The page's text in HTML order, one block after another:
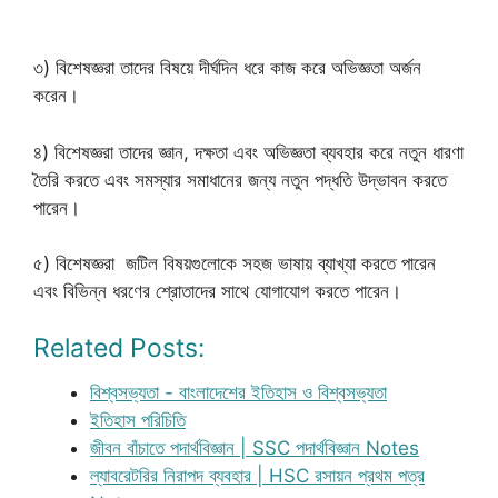
৩) বিশেষজ্ঞরা তাদের বিষয়ে দীর্ঘদিন ধরে কাজ করে অভিজ্ঞতা অর্জন
করেন।
৪) বিশেষজ্ঞরা তাদের জ্ঞান, দক্ষতা এবং অভিজ্ঞতা ব্যবহার করে নতুন ধারণা
তৈরি করতে এবং সমস্যার সমাধানের জন্য নতুন পদ্ধতি উদ্ভাবন করতে
পারেন।
৫) বিশেষজ্ঞরা জটিল বিষয়গুলোকে সহজ ভাষায় ব্যাখ্যা করতে পারেন
এবং বিভিন্ন ধরণের শ্রোতাদের সাথে যোগাযোগ করতে পারেন।
Related Posts:
বিশ্বসভ্যতা - বাংলাদেশের ইতিহাস ও বিশ্বসভ্যতা
ইতিহাস পরিচিতি
জীবন বাঁচাতে পদার্থবিজ্ঞান | SSC পদার্থবিজ্ঞান Notes
ল্যাবরেটরির নিরাপদ ব্যবহার | HSC রসায়ন প্রথম পত্র